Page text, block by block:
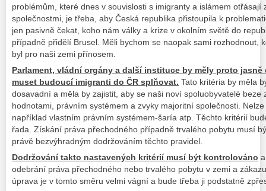
problémům, které dnes v souvislosti s imigranty a islámem otřásají
společnostmi, je třeba, aby Česká republika přistoupila k
jen pasivně čekat, koho nám války a krize v okolním světě do
případně přidělí Brusel. Měli bychom se naopak sami rozhodnout,
byl pro naši zemi přínosem.
Parlament, vládní orgány a další instituce by měly proto
muset budoucí imigranti do ČR splňovat. Tato kritéria by měla
dosavadní a měla by zajistit, aby se naši noví spoluobyvatelé beze
hodnotami, právním systémem a zvyky majoritní společnosti.
například vlastním právním systémem-šaría atp. Těchto kritérií
řada. Získání práva přechodného případně trvalého pobytu musí
právě bezvýhradným dodržováním těchto pravidel.
Dodržování takto nastavených kritérií musí být kontrolováno
odebrání práva přechodného nebo trvalého pobytu v zemi a
úprava je v tomto směru velmi vágní a bude třeba ji podstatně